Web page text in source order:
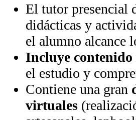
El tutor presencial
didácticas y
el alumno alcance
Incluye
el estudio y
Contiene una gran
virtuales